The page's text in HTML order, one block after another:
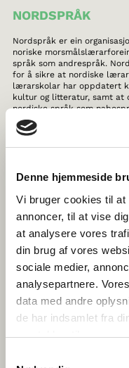
Denne hjemmeside
Vi bruger cookies til
annoncer, til at vise
at analysere vores
din brug af vores
sociale medier,
analysepartnere.
data med andre
de har indsamlet fra
samtykker til vores
NORDSPRÅK
Nordspråk er ein
noriske
språk som andrespråk.
for å sikre at nordiske
lærarskolar har oppdatert
kultur og litteratur, samt at
nordiske språk som
arbeidd med utvikling av
meir enn 30 år.
LITERATURE
Her får du kjennskap til dei
kvinnelitteratur, samtidig
kvinnelitteraturhistorie frå
Færøyane, Island,
litteraturhistorikaren I
TEGNTUBE
Nettstaden TegnTube
teiknespråk i Norden, men
som arbeider med born og
teiknspråk betyr for dei og